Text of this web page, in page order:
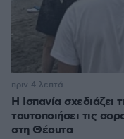
Η Ισπανία σχεδιάζει
ταυτοποιήσει τις
στη Θέουτα
πριν 4 λεπτά